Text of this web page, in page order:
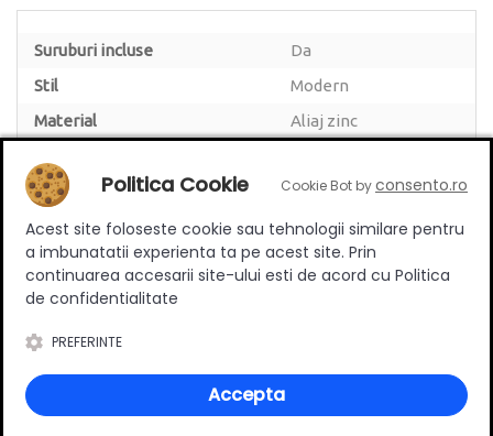
Suruburi incluse
Da
Stil
Modern
Material
Aliaj zinc
Review-uri
Deții sau ai utilizat produsul?
Spune-ți părerea acordând o nota produsului
Politica Cookie Cookie Bot byconsento.ro
Acest site foloseste cookie sau tehnologii similare pentru
a imbunatatii experienta ta pe acest site. Prin
continuarea accesarii site-ului esti de acord cu Politica
de confidentialitate
PREFERINTE
Accepta